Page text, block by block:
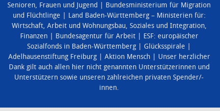
Senioren, Frauen und Jugend
Bundesministerium für Migration
und Flüchtlinge
Land Baden-Württemberg – Ministerien für:
Wirtschaft, Arbeit und Wohnungsbau, Soziales und Integration,
Finanzen
Bundesagentur für Arbeit
ESF: europäischer
Sozialfonds in Baden-Württemberg
Glücksspirale
Adelhausenstiftung Freiburg
Aktion Mensch
Unser herzlicher
Dank gilt auch allen hier nicht genannten Unterstützerinnen und
Unterstützern sowie unseren zahlreichen privaten Spender/-
innen.